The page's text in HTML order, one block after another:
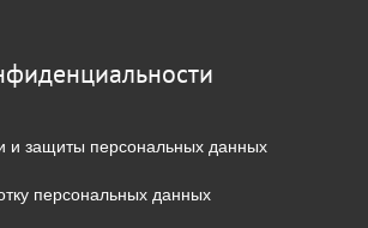
и защиты персональных данных
персональных данных